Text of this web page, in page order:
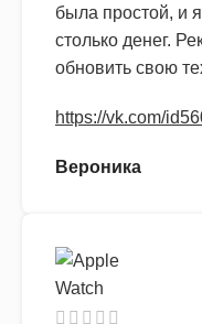
была простой, и
столько денег.
обновить свою
https://vk.com/
Вероника